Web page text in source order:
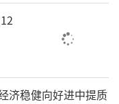
济稳健向好进中提质